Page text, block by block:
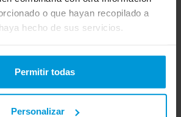
o que hayan recopilado a
hecho de sus servicios.
Permitir todas
Personalizar